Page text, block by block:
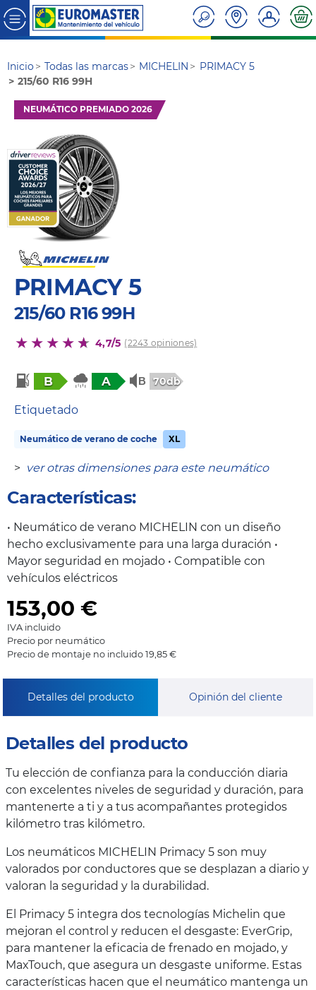
Inicio Todas las marcas MICHELIN
PRIMACY 5
215/60 R16 99H
NEUMÁTICO PREMIADO 2026
PRIMACY 5
215/60 R16 99H
4,7/5 (2243 opiniones)
B A 70db
Etiquetado
Neumático de verano de coche XL
> ver otras dimensiones para este neumático
Características:
• Neumático de verano MICHELIN con un diseño
hecho exclusivamente para una larga duración •
Mayor seguridad en mojado • Compatible con
vehículos eléctricos
153,00 €
IVA incluido
Precio por neumático
Precio de montaje no incluido 19,85 €
Detalles del producto Opinión del cliente
Detalles del producto
Tu elección de confianza para la conducción diaria
con excelentes niveles de seguridad y duración, para
mantenerte a ti y a tus acompañantes protegidos
kilómetro tras kilómetro.
Los neumáticos MICHELIN Primacy 5 son muy
valorados por conductores que se desplazan a diario y
valoran la seguridad y la durabilidad.
El Primacy 5 integra dos tecnologías Michelin que
mejoran el control y reducen el desgaste: EverGrip,
para mantener la eficacia de frenado en mojado, y
MaxTouch, que asegura un desgaste uniforme. Estas
características hacen que el neumático mantenga un